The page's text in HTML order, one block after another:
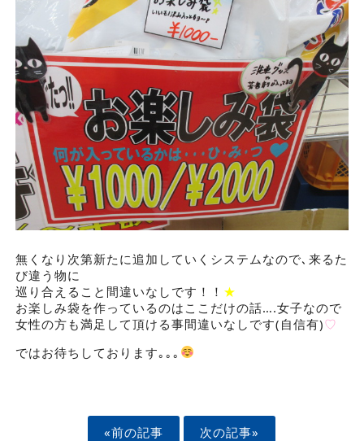
無くなり次第新たに追加していくシステムなので､来るた
び違う物に
巡り合えること間違いなしです！！ ★
お楽しみ袋を作っているのはここだけの話….女子なので
女性の方も満足して頂ける事間違いなしです(自信有)♡
ではお待ちしております｡｡｡
«前の記事 次の記事»